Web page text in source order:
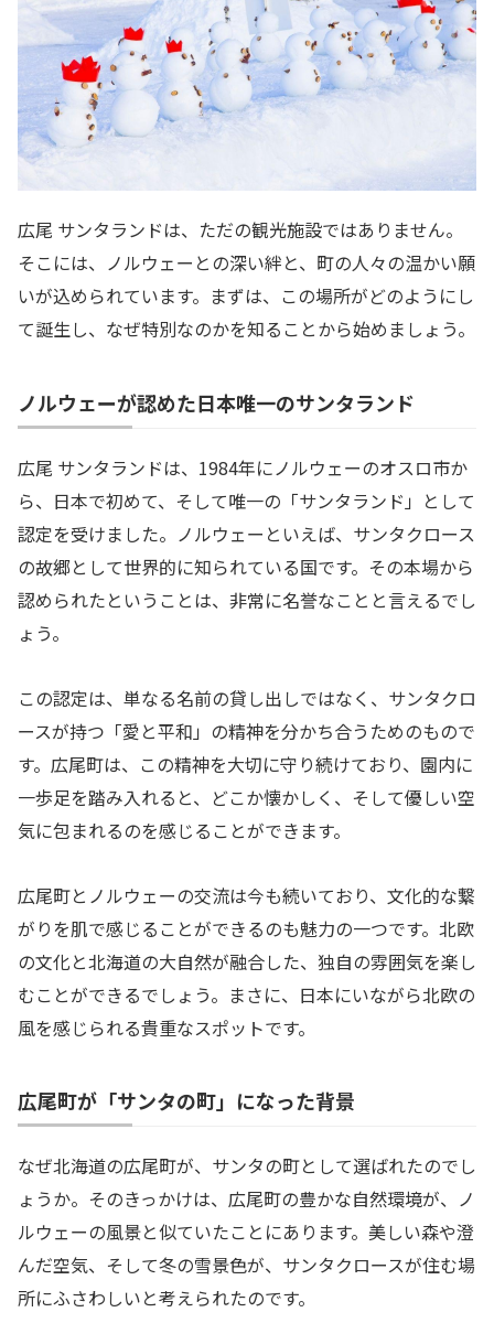
広尾 サンタランドは、ただの観光施設ではありません。
そこには、ノルウェーとの深い絆と、町の人々の温かい願
いが込められています。まずは、この場所がどのようにし
て誕生し、なぜ特別なのかを知ることから始めましょう。
ノルウェーが認めた日本唯一のサンタランド
広尾 サンタランドは、1984年にノルウェーのオスロ市か
ら、日本で初めて、そして唯一の「サンタランド」として
認定を受けました。ノルウェーといえば、サンタクロース
の故郷として世界的に知られている国です。その本場から
認められたということは、非常に名誉なことと言えるでし
ょう。
この認定は、単なる名前の貸し出しではなく、サンタクロ
ースが持つ「愛と平和」の精神を分かち合うためのもので
す。広尾町は、この精神を大切に守り続けており、園内に
一歩足を踏み入れると、どこか懐かしく、そして優しい空
気に包まれるのを感じることができます。
広尾町とノルウェーの交流は今も続いており、文化的な繋
がりを肌で感じることができるのも魅力の一つです。北欧
の文化と北海道の大自然が融合した、独自の雰囲気を楽し
むことができるでしょう。まさに、日本にいながら北欧の
風を感じられる貴重なスポットです。
広尾町が「サンタの町」になった背景
なぜ北海道の広尾町が、サンタの町として選ばれたのでし
ょうか。そのきっかけは、広尾町の豊かな自然環境が、ノ
ルウェーの風景と似ていたことにあります。美しい森や澄
んだ空気、そして冬の雪景色が、サンタクロースが住む場
所にふさわしいと考えられたのです。